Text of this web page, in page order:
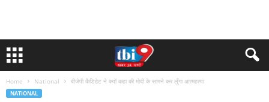
Home National बीजेपी कैंडिडेट ने क्यों कहा की मोदी के सामने कर लूँगा आत्महत्या
NATIONAL